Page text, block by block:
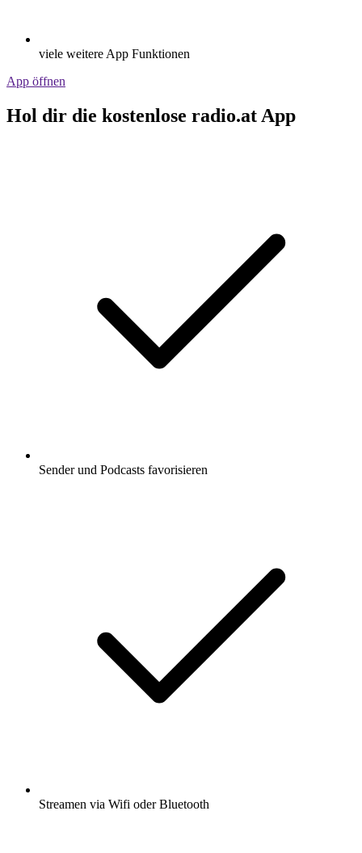
viele weitere App Funktionen
App öffnen
Hol dir die kostenlose radio.at App
Sender und Podcasts favorisieren
Streamen via Wifi oder Bluetooth